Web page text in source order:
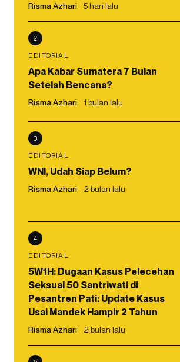
Risma Azhari 5 hari lalu
2
EDITORIAL
Apa Kabar Sumatera 7 Bulan
Setelah Bencana?
Risma Azhari 1 bulan lalu
3
EDITORIAL
WNI, Udah Siap Belum?
Risma Azhari 2 bulan lalu
4
EDITORIAL
5W1H: Dugaan Kasus Pelecehan
Seksual 50 Santriwati di
Pesantren Pati: Update Kasus
Usai Mandek Hampir 2 Tahun
Risma Azhari 2 bulan lalu